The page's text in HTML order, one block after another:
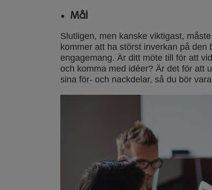
Mål
Slutligen, men kanske viktigast,
kommer att ha störst inverkan på
engagemang. Är ditt möte till för att
och komma med idéer? Är det för att
sina för- och nackdelar, så du bör